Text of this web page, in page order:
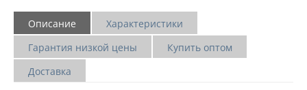
Описание
Характеристики
Гарантия низкой цены
Купить оптом
Доставка